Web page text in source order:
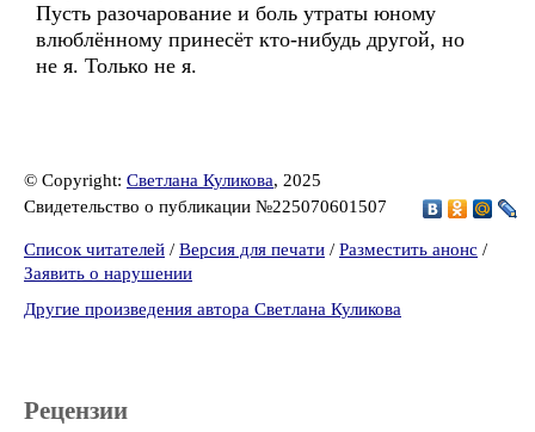
Пусть разочарование и боль утраты юному
влюблённому принесёт кто-нибудь другой, но
не я. Только не я.
© Copyright: Светлана Куликова, 2025
Свидетельство о публикации №225070601507
Список читателей / Версия для печати / Разместить анонс /
Заявить о нарушении
Другие произведения автора Светлана Куликова
Рецензии